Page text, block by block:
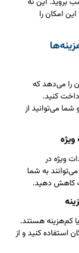
امکان را
را می‌دهد که
کنید.
می‌توانید از
ویژه در
به شما
کاهش دهید.
کم‌هزینه هستند.
استفاده کنید و از